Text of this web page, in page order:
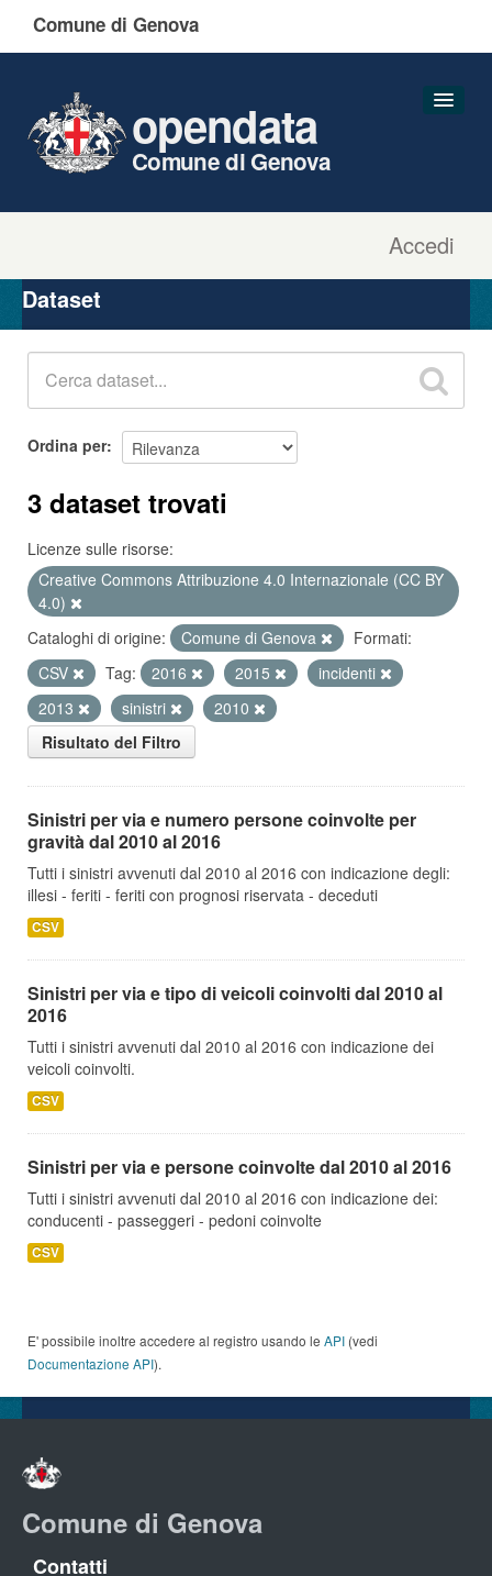
Comune di Genova
Accedi
opendata
Comune di Genova
Organizzazioni
Gruppi
Dataset
Ordina per
3 dataset trovati
Licenze sulle risorse:
Creative Commons Attribuzione 4.0 Internazionale (CC BY
4.0)
Cataloghi di origine:
Comune di Genova
Formati:
CSV
Tag: 2016 2015
incidenti
2013
sinistri
2010
Risultato del Filtro
Sinistri per via e numero persone coinvolte per
gravità dal 2010 al 2016
Tutti i sinistri avvenuti dal 2010 al 2016 con indicazione degli:
illesi - feriti - feriti con prognosi riservata - deceduti
CSV
Sinistri per via e tipo di veicoli coinvolti dal 2010 al
2016
Tutti i sinistri avvenuti dal 2010 al 2016 con indicazione dei
veicoli coinvolti.
CSV
Sinistri per via e persone coinvolte dal 2010 al 2016
Tutti i sinistri avvenuti dal 2010 al 2016 con indicazione dei:
conducenti - passeggeri - pedoni coinvolte
CSV
E' possibile inoltre accedere al registro usando le API (vedi
Documentazione API).
Comune di Genova
Contatti